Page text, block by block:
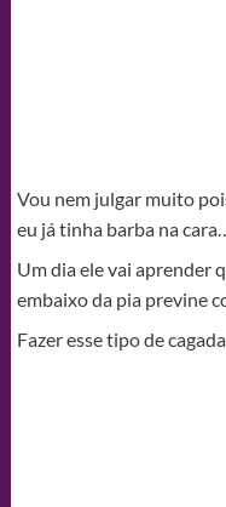
Vou nem julgar muito
eu já tinha barba na
Um dia ele vai aprender
embaixo da pia previne
Fazer esse tipo de